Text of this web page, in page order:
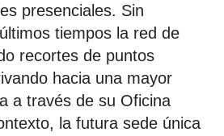
presenciales. Sin
tiempos la red de
recortes de puntos
hacia una mayor
a través de su Oficina
la futura sede única